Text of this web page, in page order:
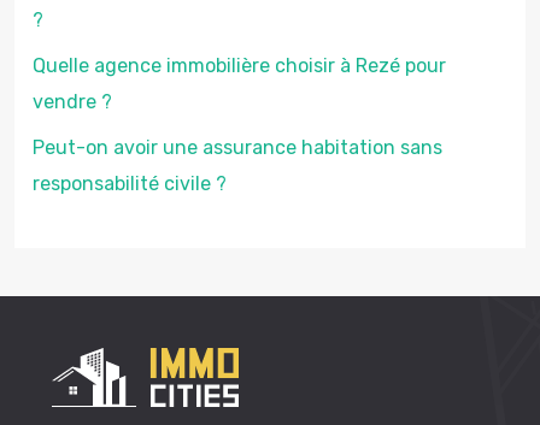
?
Quelle agence immobilière choisir à Rezé pour
vendre ?
Peut-on avoir une assurance habitation sans
responsabilité civile ?